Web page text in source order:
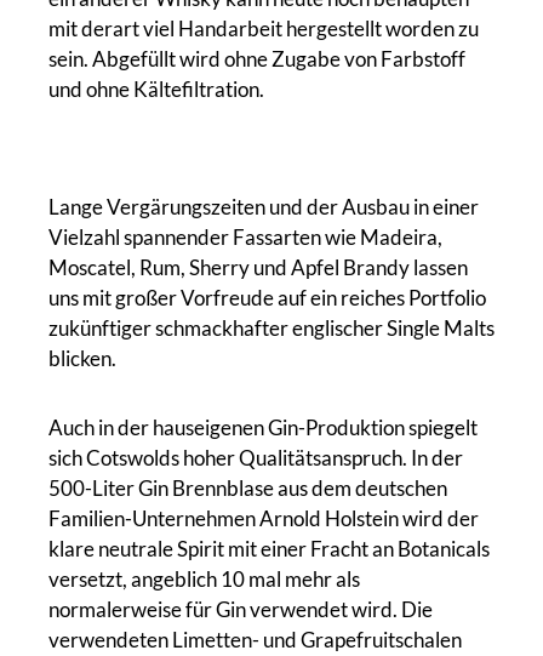
mit derart viel Handarbeit hergestellt worden zu
sein. Abgefüllt wird ohne Zugabe von Farbstoff
und ohne Kältefiltration.
Lange Vergärungszeiten und der Ausbau in einer
Vielzahl spannender Fassarten wie Madeira,
Moscatel, Rum, Sherry und Apfel Brandy lassen
uns mit großer Vorfreude auf ein reiches Portfolio
zukünftiger schmackhafter englischer Single Malts
blicken.
Auch in der hauseigenen Gin-Produktion spiegelt
sich Cotswolds hoher Qualitätsanspruch. In der
500-Liter Gin Brennblase aus dem deutschen
Familien-Unternehmen Arnold Holstein wird der
klare neutrale Spirit mit einer Fracht an Botanicals
versetzt, angeblich 10 mal mehr als
normalerweise für Gin verwendet wird. Die
verwendeten Limetten- und Grapefruitschalen